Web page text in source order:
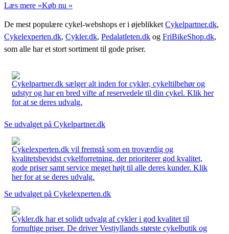
Læs mere »Køb nu »
De mest populære cykel-webshops er i øjeblikket Cykelpartner.dk,
Cykelexperten.dk, Cykler.dk, Pedalatleten.dk og FriBikeShop.dk,
som alle har et stort sortiment til gode priser.
Cykelpartner.dk sælger alt inden for cykler, cykeltilbehør og
udstyr og har en bred vifte af reservedele til din cykel. Klik her
for at se deres udvalg.
Se udvalget på Cykelpartner.dk
Cykelexperten.dk vil fremstå som en troværdig og
kvalitetsbevidst cykelforretning, der prioriterer god kvalitet,
gode priser samt service meget højt til alle deres kunder. Klik
her for at se deres udvalg.
Se udvalget på Cykelexperten.dk
Cykler.dk har et solidt udvalg af cykler i god kvalitet til
fornuftige priser. De driver Vestjyllands største cykelbutik og